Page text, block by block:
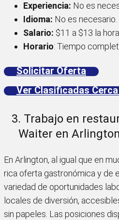
Experiencia: No es
Idioma: No es necesario.
Salario: $11 a $13 la
Horario: Tiempo
Solicitar Oferta
Ver Clasificadas
3. Trabajo en
Waiter en
En Arlington, al igual que en
rica oferta gastronómica y de
variedad de oportunidades
locales de diversión,
sin papeles. Las posiciones